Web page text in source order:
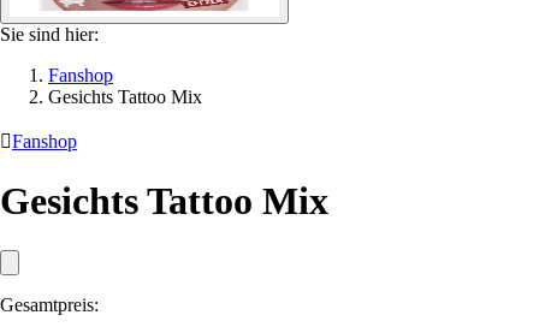
Sie sind hier:
Fanshop
Gesichts Tattoo Mix
Fanshop
Gesichts Tattoo Mix
Gesamtpreis: